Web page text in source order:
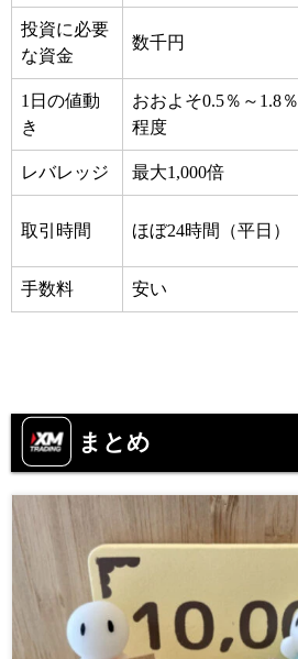
投資に必要
な資金
数千円
1日の値動
き
おおよそ0.5％～1.8％
程度
レバレッジ 最大1,000倍
取引時間 ほぼ24時間（平日）
手数料 安い
まとめ